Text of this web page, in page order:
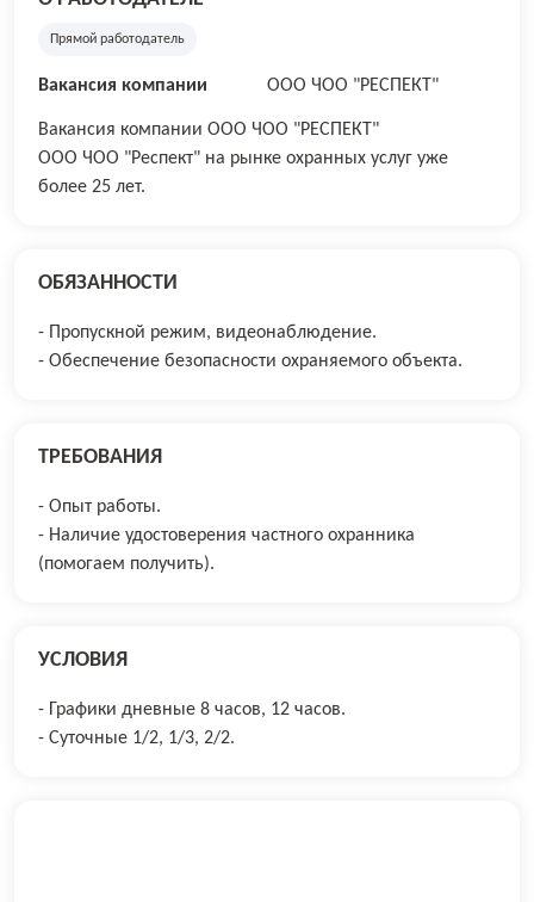
Прямой работодатель
Вакансия компании ООО ЧОО "РЕСПЕКТ"
Вакансия компании ООО ЧОО "РЕСПЕКТ"
ООО ЧОО "Респект" на рынке охранных услуг уже
более 25 лет.
ОБЯЗАННОСТИ
- Пропускной режим, видеонаблюдение.
- Обеспечение безопасности охраняемого объекта.
ТРЕБОВАНИЯ
- Опыт работы.
- Наличие удостоверения частного охранника
(помогаем получить).
УСЛОВИЯ
- Графики дневные 8 часов, 12 часов.
- Суточные 1/2, 1/3, 2/2.